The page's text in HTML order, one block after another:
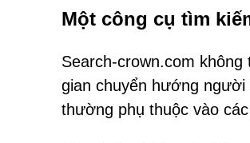
Một công cụ tìm
Search-crown.com
gian chuyển hướng
thường phụ thuộc vào